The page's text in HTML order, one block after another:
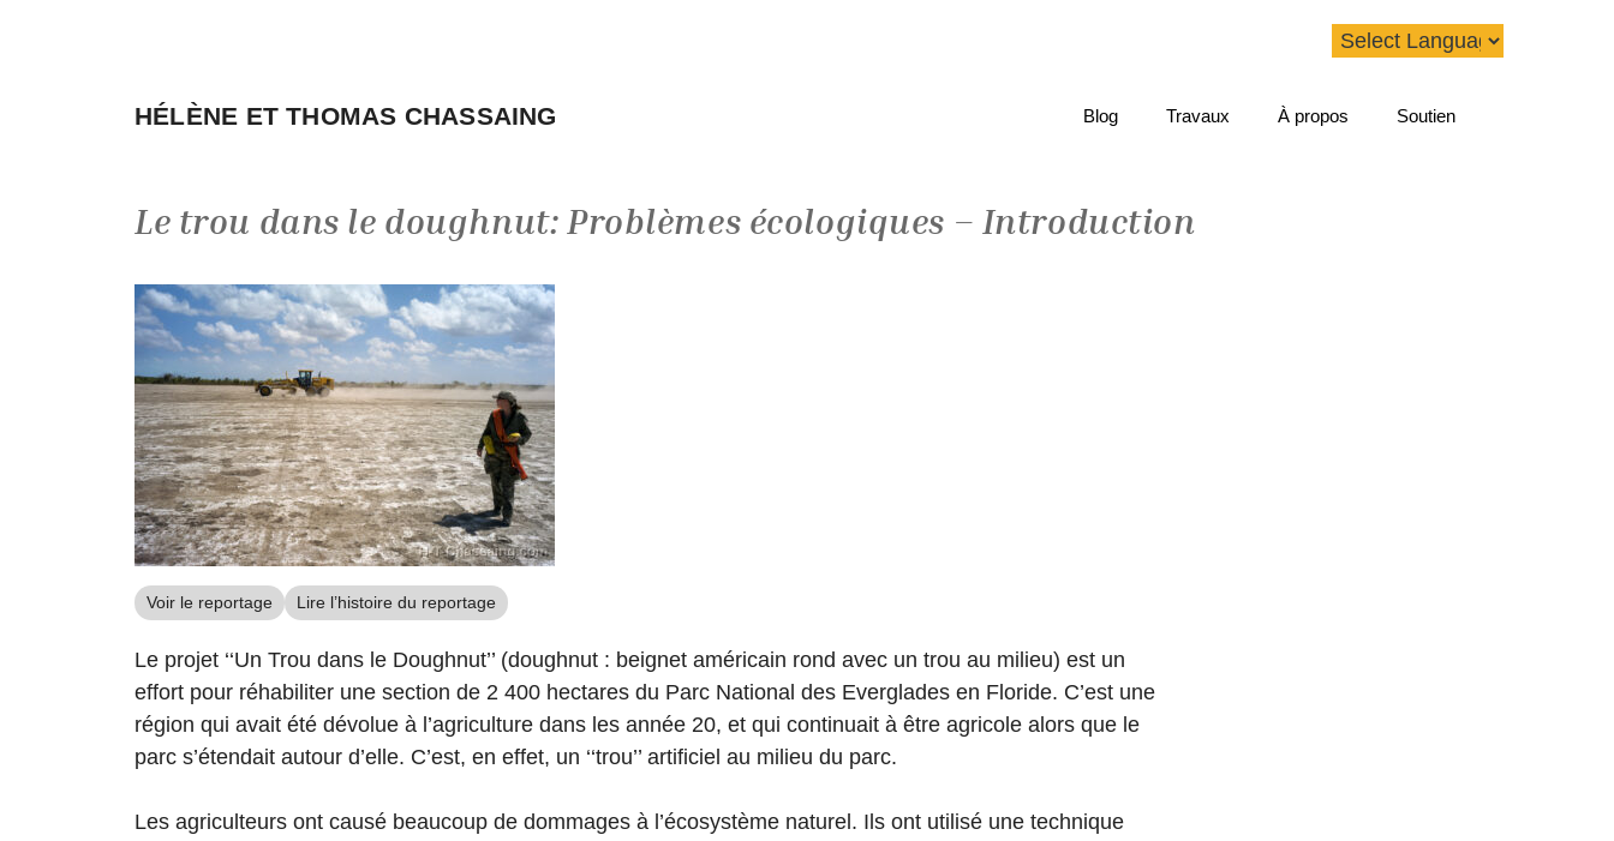
HÉLÈNE ET THOMAS CHASSAING Blog Travaux À propos Soutien
Le trou dans le doughnut: Problèmes écologiques – Introduction
Voir le reportage Lire l’histoire du reportage
Le projet ‘‘Un Trou dans le Doughnut’’ (doughnut : beignet américain rond avec un trou au milieu) est un
effort pour réhabiliter une section de 2 400 hectares du Parc National des Everglades en Floride. C’est une
région qui avait été dévolue à l’agriculture dans les année 20, et qui continuait à être agricole alors que le
parc s’étendait autour d’elle. C’est, en effet, un ‘‘trou’’ artificiel au milieu du parc.
Les agriculteurs ont causé beaucoup de dommages à l’écosystème naturel. Ils ont utilisé une technique